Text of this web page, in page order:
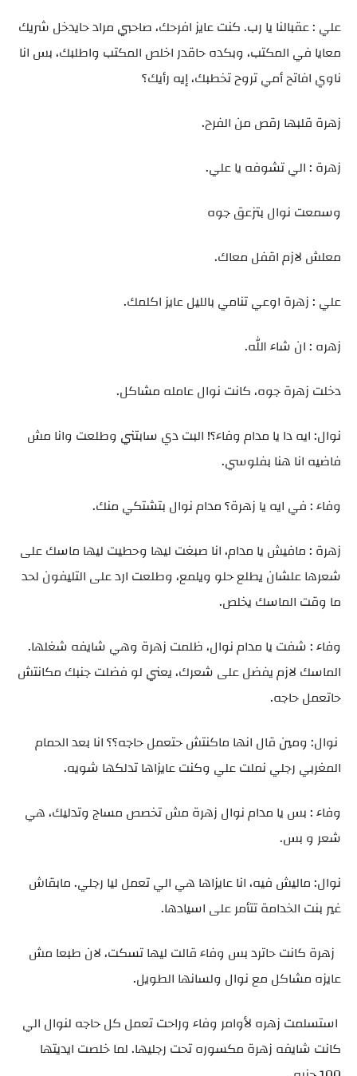
علي : عقبالنا يا رب. كنت عايز افرحك، صاحبي مراد حايدخل شريك
معايا في المكتب، وبكده حاقدر اخلص المكتب واطلبك، بس انا
ناوي افاتح أمي تروح تخطبك، إيه رأيك؟
زهرة قلبها رقص من الفرح.
زهرة : الي تشوفه يا علي.
وسمعت نوال بتزعق جوه
معلش لازم اقفل معاك.
علي : زهرة اوعي تنامي بالليل عايز اكلمك.
زهره : ان شاء الله.
دخلت زهرة جوه، كانت نوال عامله مشاكل.
نوال: ايه دا يا مدام وفاء؟! البت دي سابتني وطلعت وانا مش
فاضيه انا هنا بفلوسي.
وفاء : في ايه يا زهرة؟ مدام نوال بتشتكي منك.
زهرة : مافيش يا مدام، انا صبغت ليها وحطيت ليها ماسك على
شعرها علشان يطلع حلو ويلمع، وطلعت ارد على التليفون لحد
ما وقت الماسك يخلص.
وفاء : شفت يا مدام نوال، ظلمت زهرة وهي شايفه شغلها.
الماسك لازم يفضل على شعرك، يعني لو فضلت جنبك مكانتش
حاتعمل حاجه.
نوال: ومين قال انها ماكنتش حتعمل حاجه؟؟ انا بعد الحمام
المغربي رجلي نملت علي وكنت عايزاها تدلكها شويه.
وفاء : بس يا مدام نوال زهرة مش تخصص مساج وتدليك، هي
شعر و بس.
نوال: ماليش فيه، انا عايزاها هي الي تعمل ليا رجلي. مابقاش
غير بنت الخدامة تتأمر على اسيادها.
زهرة كانت حاترد بس وفاء قالت ليها تسكت، لان طبعا مش
عايزه مشاكل مع نوال ولسانها الطويل.
استسلمت زهره لأوامر وفاء وراحت تعمل كل حاجه لنوال الي
كانت شايفه زهرة مكسوره تحت رجليها. لما خلصت ايديتها